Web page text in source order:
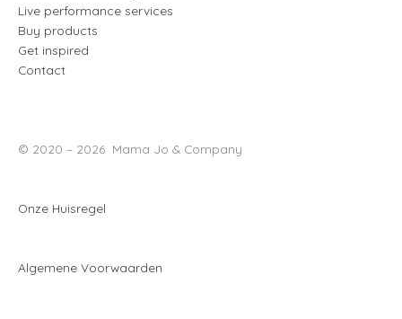
Live performance services
Buy products
Get inspired
Contact
© 2020 – 2026 Mama Jo & Company
Onze Huisregel
Algemene Voorwaarden